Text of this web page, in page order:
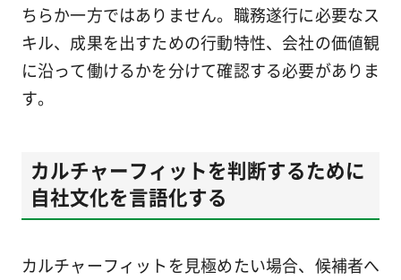
ちらか一方ではありません。職務遂行に必要なス
キル、成果を出すための行動特性、会社の価値観
に沿って働けるかを分けて確認する必要がありま
す。
カルチャーフィットを判断するために
自社文化を言語化する
カルチャーフィットを見極めたい場合、候補者へ